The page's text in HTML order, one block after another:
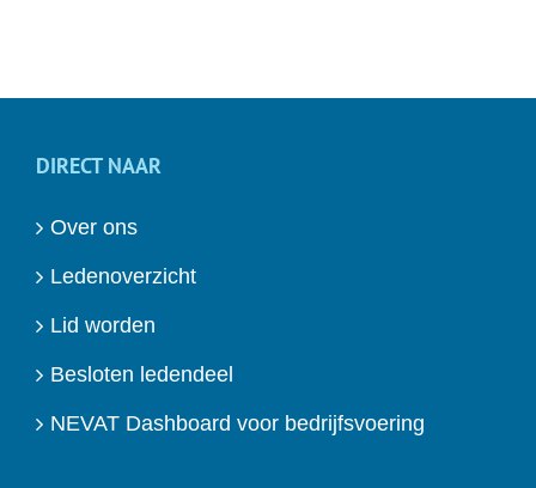
DIRECT NAAR
Over ons
Ledenoverzicht
Lid worden
Besloten ledendeel
NEVAT Dashboard voor bedrijfsvoering